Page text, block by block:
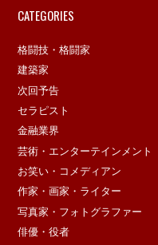
CATEGORIES
格闘技・格闘家
建築家
次回予告
セラピスト
金融業界
芸術・エンターテインメント
お笑い・コメディアン
作家・画家・ライター
写真家・フォトグラファー
俳優・役者